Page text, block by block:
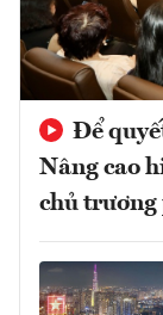
Để
Nâng cao
chủ